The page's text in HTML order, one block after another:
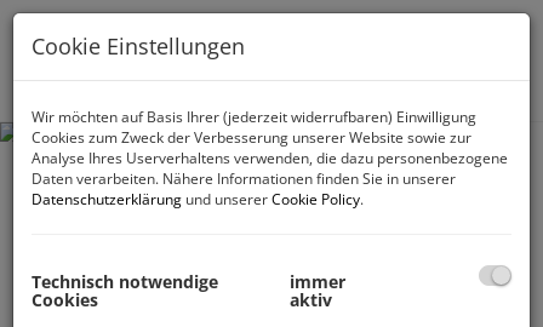
Cookie Einstellungen
Wir möchten auf Basis Ihrer (jederzeit widerrufbaren) Einwilligung
Cookies zum Zweck der Verbesserung unserer Website sowie zur
Analyse Ihres Userverhaltens verwenden, die dazu personenbezogene
Daten verarbeiten. Nähere Informationen finden Sie in unserer
Datenschutzerklärung und unsererCookie Policy.
Technisch notwendige
Cookies
immer
aktiv